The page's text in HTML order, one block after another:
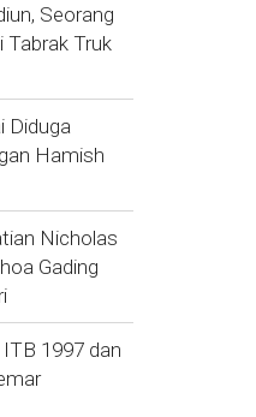
Seorang
Tabrak Truk
Diduga
Hamish
Nicholas
Gading
1997 dan